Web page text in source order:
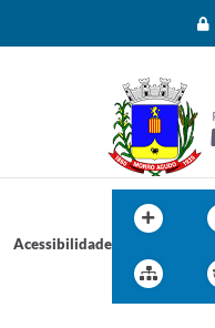
Acessibilidade